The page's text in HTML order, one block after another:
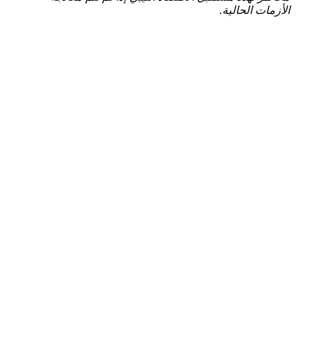
الأزمات الحالية.